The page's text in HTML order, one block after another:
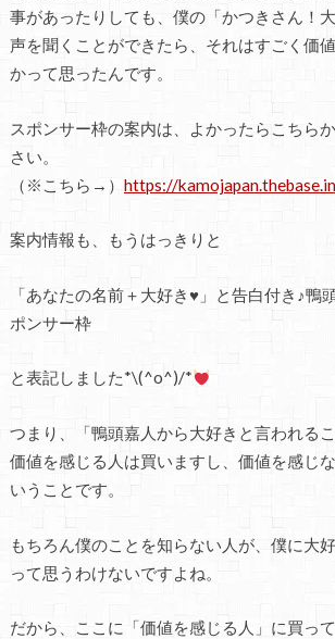
事があったりしても、僕の「かつきさん！
声を聞くことができたら、それはすごく価
かって思ったんです。
スポンサー枠の案内は、よかったらこちら
さい。
（※こちら→） https://
案内情報も、もうはっきりと
「あなたの名前＋大好き♥」と告白付き♪鴨
ポンサー枠
と表記しました*\(^o^)/*
つまり、「鴨頭嘉人から大好きと言われる
価値を感じる人は買いますし、価値を感じ
いうことです。
もちろん僕のことを知らない人が、僕に大
って思うわけないですよね。
だから、ここに「価値を感じる人」に買っ